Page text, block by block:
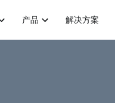
产品 解决方案